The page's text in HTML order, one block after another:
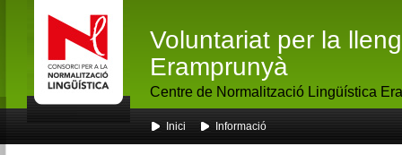
Voluntariat per la
Eramprunyà
Centre de Normalització Lingüística
Inici Informació